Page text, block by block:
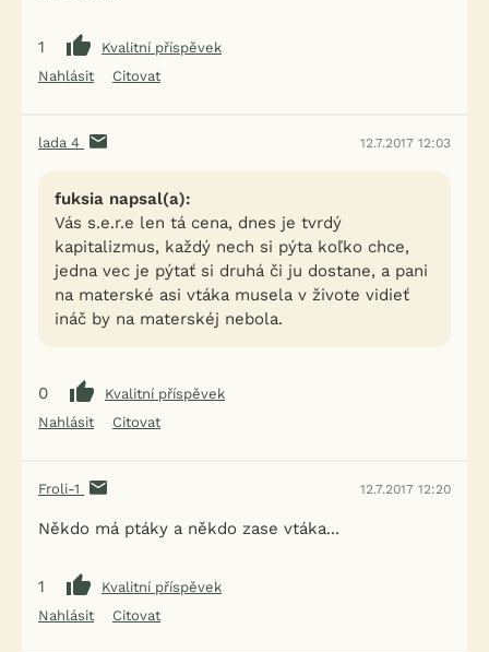
1
Kvalitní příspěvek
Nahlásit
Citovat
lada 4 12.7.2017 12:03
fuksia napsal(a):
Vás s.e.r.e len tá cena, dnes je tvrdý
kapitalizmus, každý nech si pýta koľko chce,
jedna vec je pýtať si druhá či ju dostane, a pani
na materské asi vtáka musela v živote vidieť
ináč by na materskéj nebola.
0
Kvalitní příspěvek
Nahlásit
Citovat
Froli-1 12.7.2017 12:20
Někdo má ptáky a někdo zase vtáka...
1
Kvalitní příspěvek
Nahlásit
Citovat